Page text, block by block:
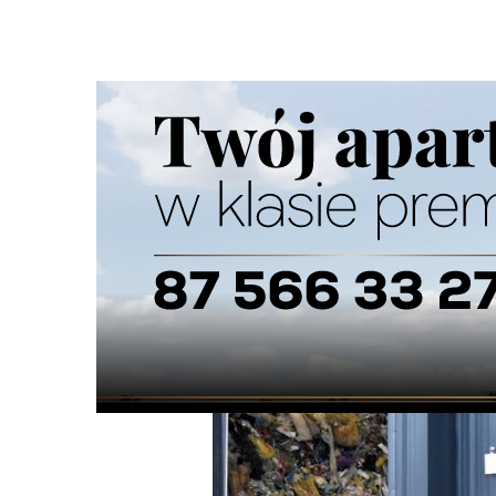
Ścieżka
nawigacyjna
Strona główna
Z ŻYCIA MIASTA 17/07/2024/ 13 Komentarzy
Władze miasta domagają się